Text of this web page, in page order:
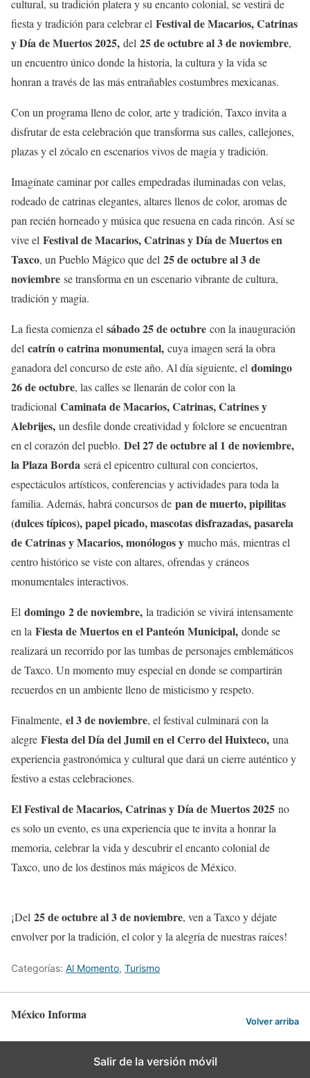
cultural, su tradición platera y su encanto colonial, se vestirá de
fiesta y tradición para celebrar el Festival de Macarios, Catrinas
y Día de Muertos 2025, del 25 de octubre al 3 de noviembre,
un encuentro único donde la historia, la cultura y la vida se
honran a través de las más entrañables costumbres mexicanas.
Con un programa lleno de color, arte y tradición, Taxco invita a
disfrutar de esta celebración que transforma sus calles, callejones,
plazas y el zócalo en escenarios vivos de magia y tradición.
Imagínate caminar por calles empedradas iluminadas con velas,
rodeado de catrinas elegantes, altares llenos de color, aromas de
pan recién horneado y música que resuena en cada rincón. Así se
vive el Festival de Macarios, Catrinas y Día de Muertos en
Taxco, un Pueblo Mágico que del 25 de octubre al 3 de
noviembre se transforma en un escenario vibrante de cultura,
tradición y magia.
La fiesta comienza el sábado 25 de octubre con la inauguración
del catrín o catrina monumental, cuya imagen será la obra
ganadora del concurso de este año. Al día siguiente, el domingo
26 de octubre, las calles se llenarán de color con la
tradicional Caminata de Macarios, Catrinas, Catrines y
Alebrijes, un desfile donde creatividad y folclore se encuentran
en el corazón del pueblo. Del 27 de octubre al 1 de noviembre,
la Plaza Borda será el epicentro cultural con conciertos,
espectáculos artísticos, conferencias y actividades para toda la
familia. Además, habrá concursos de pan de muerto, pipilitas
(dulces típicos), papel picado, mascotas disfrazadas, pasarela
de Catrinas y Macarios, monólogos y mucho más, mientras el
centro histórico se viste con altares, ofrendas y cráneos
monumentales interactivos.
El domingo 2 de noviembre, la tradición se vivirá intensamente
en la Fiesta de Muertos en el Panteón Municipal, donde se
realizará un recorrido por las tumbas de personajes emblemáticos
de Taxco. Un momento muy especial en donde se compartirán
recuerdos en un ambiente lleno de misticismo y respeto.
Finalmente, el 3 de noviembre, el festival culminará con la
alegre Fiesta del Día del Jumil en el Cerro del Huixteco, una
experiencia gastronómica y cultural que dará un cierre auténtico y
festivo a estas celebraciones.
El Festival de Macarios, Catrinas y Día de Muertos 2025 no
es solo un evento, es una experiencia que te invita a honrar la
memoria, celebrar la vida y descubrir el encanto colonial de
Taxco, uno de los destinos más mágicos de México.
¡Del 25 de octubre al 3 de noviembre, ven a Taxco y déjate
envolver por la tradición, el color y la alegría de nuestras raíces!
Categorías: Al Momento, Turismo
México Informa Volver arriba
Salir de la versión móvil